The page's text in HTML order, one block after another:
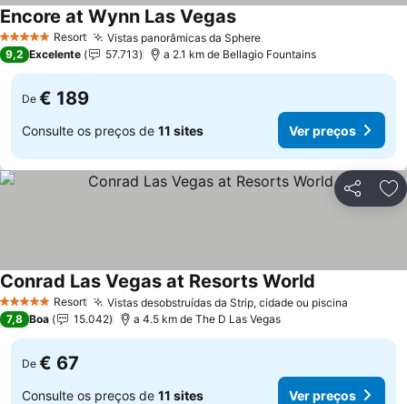
5 Estrelas Resort Vistas panorâmicas da Sphere
Encore at Wynn Las Vegas
9,2 Excelente 57.713 a 2.1 km de Bellagio Fountains
De € 189
Consulte os preços de 11 sites Ver preços
Partilhar
5 Estrelas Resort Vistas desobstruídas da Strip, cidade ou piscina
Conrad Las Vegas at Resorts World
7,8 Boa 15.042 a 4.5 km de The D Las Vegas
De € 67
Consulte os preços de 11 sites Ver preços